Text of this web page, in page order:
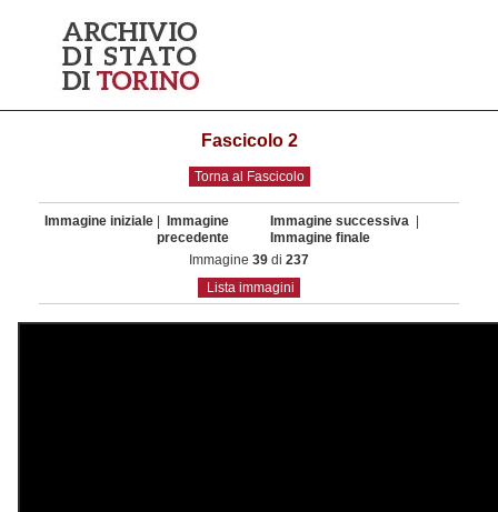
Fascicolo 2
Torna al Fascicolo
Immagine iniziale
Immagine
precedente
Immagine successiva
Immagine finale
Immagine 39 di 237
Lista immagini